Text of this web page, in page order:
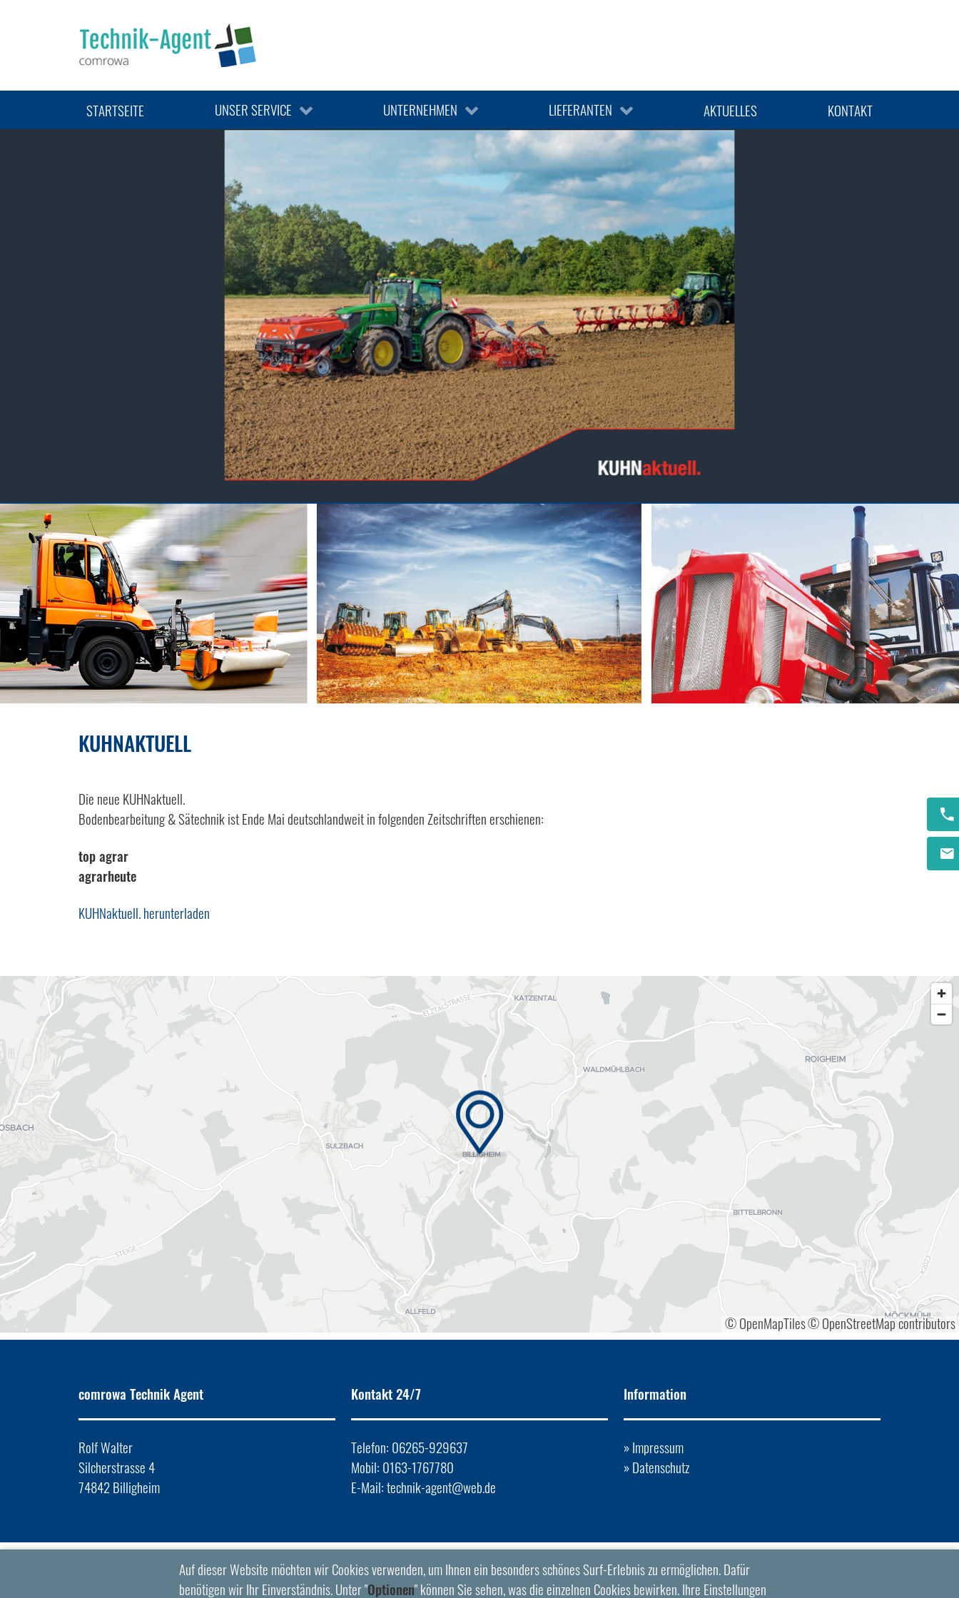
STARTSEITE UNSER SERVICE
GEBRAUCHTMASCHINEN
VERKAUF VON ERSATZTEILEN
UNTERNEHMEN LIEFERANTEN
GARTENTECHNIK
AKTUELLES KONTAKT
KUHNAKTUELL
Die neue KUHNaktuell.
Bodenbearbeitung & Sätechnik ist Ende Mai deutschlandweit in folgenden Zeitschriften erschienen:
top agrar
agrarheute
KUHNaktuell. herunterladen
© OpenMapTiles© OpenStreetMap contributors
comrowa Technik Agent
Rolf Walter
Silcherstrasse 4
74842 Billigheim
Kontakt 24/7
Telefon: 06265-929637
Mobil: 0163-1767780
E-Mail:technik-agent@web.de
Information
»Impressum
»Datenschutz
Auf dieser Website möchten wir Cookies verwenden, um Ihnen ein besonders schönes Surf-Erlebnis zu ermöglichen. Dafür
benötigen wir Ihr Einverständnis. Unter "Optionen" können Sie sehen, was die einzelnen Cookies bewirken. Ihre Einstellungen